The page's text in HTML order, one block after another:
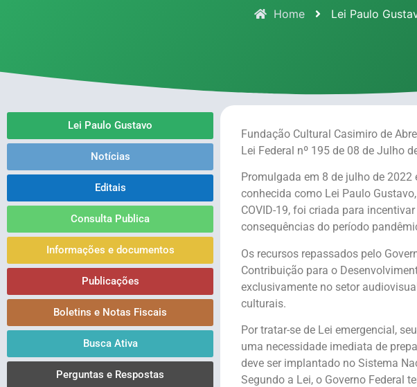
Home Lei Paulo
Lei Paulo Gustavo
Notícias
Editais
Consulta Publica
Informações e documentos
Publicações
Boletins e Notas Fiscais
Busca Ativa
Perguntas e Respostas
Fundação Cultural Casimiro de
Lei Federal nº 195 de 08 de Julho
Promulgada em 8 de julho de
conhecida como Lei Paulo
COVID-19, foi criada para
consequências do período
Os recursos repassados pelo
Contribuição para o
exclusivamente no setor
culturais.
Por tratar-se de Lei emergencial,
uma necessidade imediata de
deve ser implantado no Sistema
Segundo a Lei, o Governo Federal